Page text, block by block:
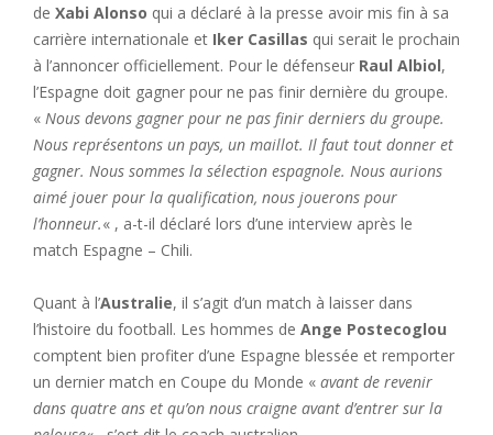
de Xabi Alonso qui a déclaré à la presse avoir mis fin à sa
carrière internationale et Iker Casillas qui serait le prochain
à l’annoncer officiellement. Pour le défenseur Raul Albiol,
l’Espagne doit gagner pour ne pas finir dernière du groupe.
« Nous devons gagner pour ne pas finir derniers du groupe.
Nous représentons un pays, un maillot. Il faut tout donner et
gagner. Nous sommes la sélection espagnole. Nous aurions
aimé jouer pour la qualification, nous jouerons pour
l’honneur.« , a-t-il déclaré lors d’une interview après le
match Espagne – Chili.
Quant à l’Australie, il s’agit d’un match à laisser dans
l’histoire du football. Les hommes de Ange Postecoglou
comptent bien profiter d’une Espagne blessée et remporter
un dernier match en Coupe du Monde « avant de revenir
dans quatre ans et qu’on nous craigne avant d’entrer sur la